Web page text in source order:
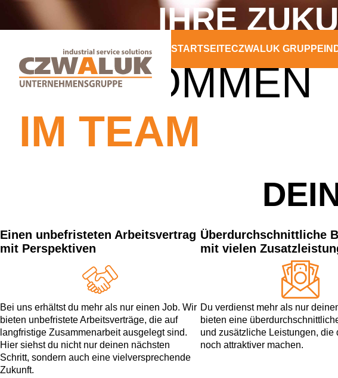
STARTSEITECZWALUK GRUPPE
IHRE
WILLKOMMEN
IM TEAM
Einen unbefristeten Arbeitsvertrag
mit Perspektiven
Bei uns erhältst du mehr als nur einen Job. Wir
bieten unbefristete Arbeitsverträge, die auf
langfristige Zusammenarbeit ausgelegt sind.
Hier siehst du nicht nur deinen nächsten
Schritt, sondern auch eine vielversprechende
Zukunft.
Überdurchschnittliche
mit vielen
Du verdienst mehr als nur
bieten eine
und zusätzliche Leistungen, die
noch attraktiver machen.